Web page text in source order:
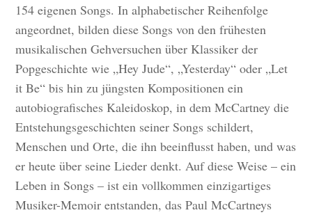
154 eigenen Songs. In alphabetischer Reihenfolge
angeordnet, bilden diese Songs von den frühesten
musikalischen Gehversuchen über Klassiker der
Popgeschichte wie „Hey Jude“, „Yesterday“ oder „Let
it Be“ bis hin zu jüngsten Kompositionen ein
autobiografisches Kaleidoskop, in dem McCartney die
Entstehungsgeschichten seiner Songs schildert,
Menschen und Orte, die ihn beeinflusst haben, und was
er heute über seine Lieder denkt. Auf diese Weise – ein
Leben in Songs – ist ein vollkommen einzigartiges
Musiker-Memoir entstanden, das Paul McCartneys